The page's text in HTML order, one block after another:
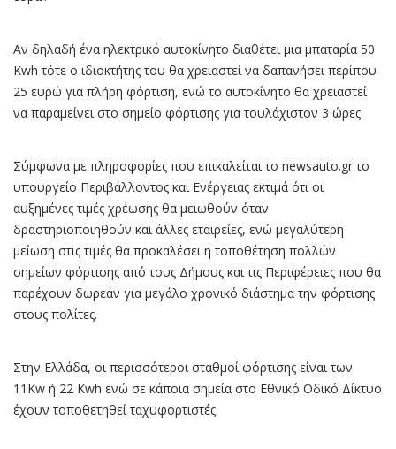
Αν δηλαδή ένα ηλεκτρικό αυτοκίνητο διαθέτει μια μπαταρία 50
Kwh τότε ο ιδιοκτήτης του θα χρειαστεί να δαπανήσει περίπου
25 ευρώ για πλήρη φόρτιση, ενώ το αυτοκίνητο θα χρειαστεί
να παραμείνει στο σημείο φόρτισης για τουλάχιστον 3 ώρες.
Σύμφωνα με πληροφορίες που επικαλείται το newsauto.gr το
υπουργείο Περιβάλλοντος και Ενέργειας εκτιμά ότι οι
αυξημένες τιμές χρέωσης θα μειωθούν όταν
δραστηριοποιηθούν και άλλες εταιρείες, ενώ μεγαλύτερη
μείωση στις τιμές θα προκαλέσει η τοποθέτηση πολλών
σημείων φόρτισης από τους Δήμους και τις Περιφέρειες που θα
παρέχουν δωρεάν για μεγάλο χρονικό διάστημα την φόρτισης
στους πολίτες.
Στην Ελλάδα, οι περισσότεροι σταθμοί φόρτισης είναι των
11Kw ή 22 Kwh ενώ σε κάποια σημεία στο Εθνικό Οδικό Δίκτυο
έχουν τοποθετηθεί ταχυφορτιστές.